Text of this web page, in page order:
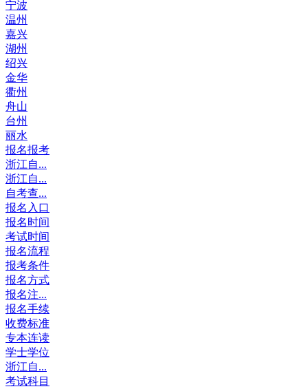
宁波
温州
嘉兴
湖州
绍兴
金华
衢州
舟山
台州
丽水
报名报考
浙江自...
浙江自...
自考查...
报名入口
报名时间
考试时间
报名流程
报考条件
报名方式
报名注...
报名手续
收费标准
专本连读
学士学位
浙江自...
考试科目